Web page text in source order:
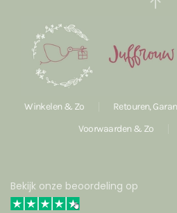
Winkelen & Zo Retouren,
Voorwaarden & Zo
Bekijk onze beoordeling op